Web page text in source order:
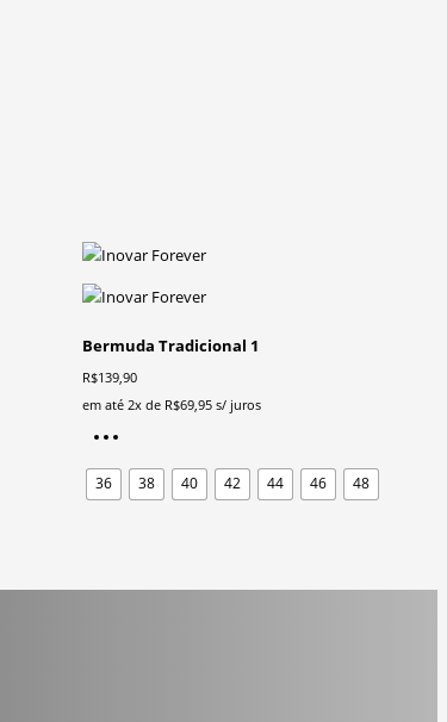
Bermuda Tradicional 1
R$139,90
em até 2x de R$69,95 s/ juros
tem
opções
36 38 40 42 44 46 48